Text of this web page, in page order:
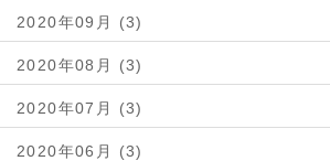
2020年09月 (3)
2020年08月 (3)
2020年07月 (3)
2020年06月 (3)